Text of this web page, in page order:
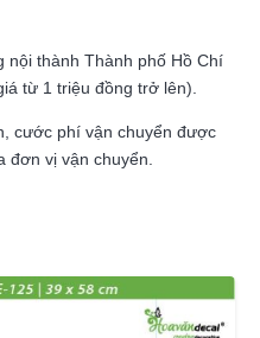
nội thành Thành phố Hồ Chí
từ 1 triệu đồng trở lên).
cước phí vận chuyển được
vị vận chuyển.